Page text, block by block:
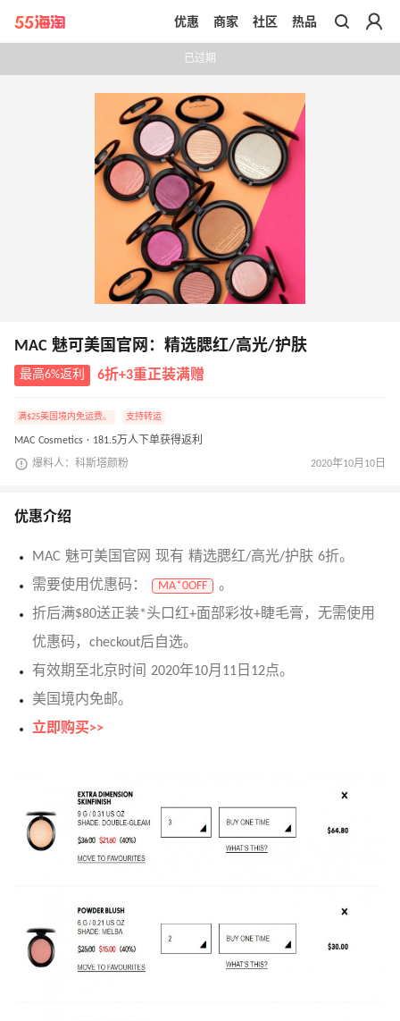
带你去官网买正品
优惠 商家 社区 热品
已过期
MAC 魅可美国官网：精选腮红/高光/护肤
最高6%返利 6折+3重正装满赠
满$25美国境内免运费。 支持转运
MAC Cosmetics · 181.5万人下单获得返利
爆料人：科斯塔颜粉 2020年10月10日
优惠介绍
MAC 魅可美国官网 现有 精选腮红/高光/护肤 6折。
需要使用优惠码：
MA*0OFF
。
折后满$80送正装*头口红+面部彩妆+睫毛膏，无需使用
优惠码，checkout后自选。
有效期至北京时间 2020年10月11日12点。
美国境内免邮。
立即购买>>